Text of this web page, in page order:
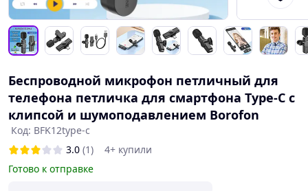
Беспроводной микрофон петличный для
телефона петличка для смартфона Type-C с
клипсой и шумоподавлением Borofon
Код: BFK12type-c
3.0 (1)
4+ купили
Готово к отправке